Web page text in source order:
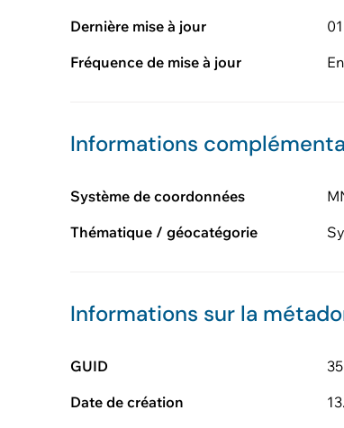
Dernière mise à jour
Fréquence de mise à jour
Informations
Système de coordonnées
Thématique / géocatégorie
Informations sur la
GUID
Date de création